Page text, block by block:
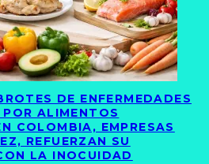
DE ENFERMEDADES
ALIMENTOS
COLOMBIA, EMPRESAS
REFUERZAN SU
LA INOCUIDAD